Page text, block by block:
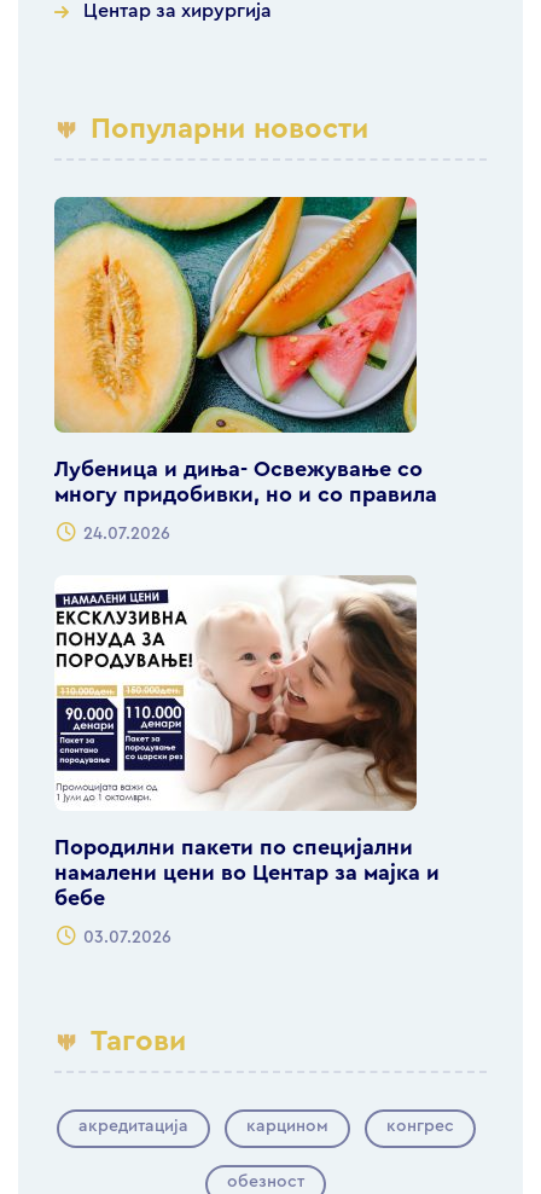
Центар за хирургија
Популарни новости
Лубеница и диња- Освежување со
многу придобивки, но и со правила
24.07.2026
Породилни пакети по специјални
намалени цени во Центар за мајка и
бебе
03.07.2026
Тагови
акредитација карцином конгрес
обезност